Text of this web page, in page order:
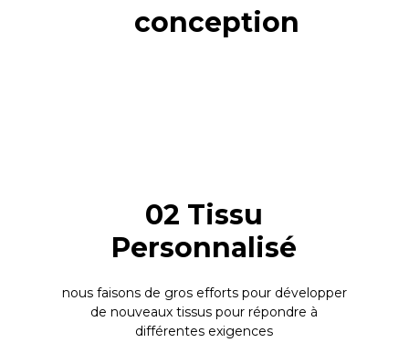
conception
02 Tissu
Personnalisé
nous faisons de gros efforts pour développer
de nouveaux tissus pour répondre à
différentes exigences